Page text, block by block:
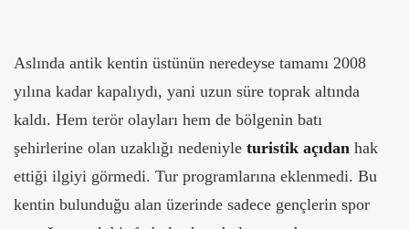
Aslında antik kentin üstünün neredeyse tamamı 2008
yılına kadar kapalıydı, yani uzun süre toprak altında
kaldı. Hem terör olayları hem de bölgenin batı
şehirlerine olan uzaklığı nedeniyle turistik açıdan hak
ettiği ilgiyi görmedi. Tur programlarına eklenmedi. Bu
kentin bulunduğu alan üzerinde sadece gençlerin spor